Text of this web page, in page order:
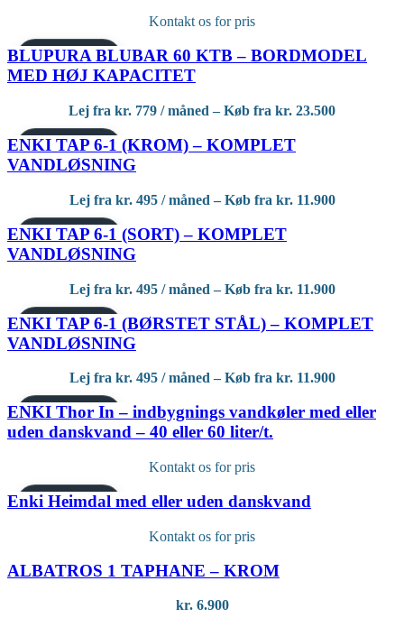
Kontakt os for pris
PREMIUM MODEL
BLUPURA BLUBAR 60 KTB – BORDMODEL
MED HØJ KAPACITET
Lej fra kr. 779 / måned – Køb fra kr. 23.500
PREMIUM MODEL
ENKI TAP 6-1 (KROM) – KOMPLET
VANDLØSNING
Lej fra kr.495/ måned – Køb fra kr.11.900
PREMIUM MODEL
ENKI TAP 6-1 (SORT) – KOMPLET
VANDLØSNING
Lej fra kr.495/ måned – Køb fra kr.11.900
PREMIUM MODEL
ENKI TAP 6-1 (BØRSTET STÅL) – KOMPLET
VANDLØSNING
Lej fra kr.495/ måned – Køb fra kr.11.900
PREMIUM MODEL
ENKI Thor In – indbygnings vandkøler med eller
uden danskvand – 40 eller 60 liter/t.
Kontakt os for pris
PREMIUM MODEL
Enki Heimdal med eller uden danskvand
Kontakt os for pris
ALBATROS 1 TAPHANE – KROM
kr.6.900